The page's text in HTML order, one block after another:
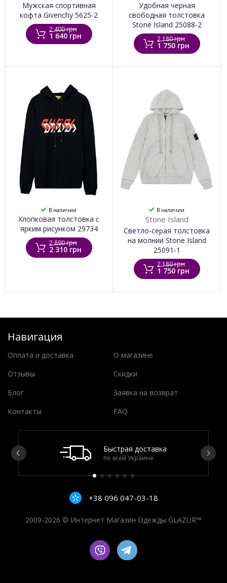
Мужская спортивная
кофта Givenchy 5625-2
2 400 грн
1 640 грн
Удобная черная
свободная толстовка
Stone Island 25088-2
2 180 грн
1 750 грн
В наличии
Хлопковая толстовка с
ярким рисунком 29734
2 890 грн
2 310 грн
В наличии
Stone Island
Светло-серая толстовка
на молнии Stone Island
25091-1
2 180 грн
1 750 грн
Навигация
Оплата и доставка
О магазине
Отзывы
Скидки
Блог
Заявка на возврат
Контакты
FAQ
Быстрая доставка
по всей Украине
+38 096 047-03-18
2009-2026 © Интернет Магазин Одежды GLAZUR™